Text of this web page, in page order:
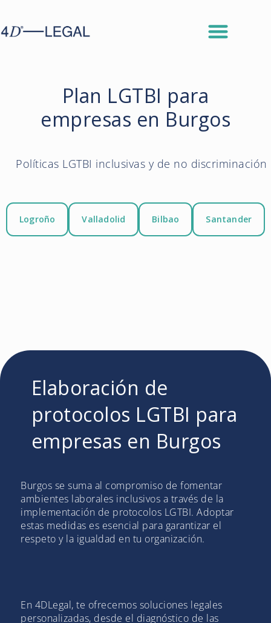
Plan LGTBI para
empresas en Burgos
Políticas LGTBI inclusivas y de no discriminación
Logroño Valladolid Bilbao Santander
Elaboración de
protocolos LGTBI para
empresas en Burgos
Burgos se suma al compromiso de fomentar
ambientes laborales inclusivos a través de la
implementación de protocolos LGTBI. Adoptar
estas medidas es esencial para garantizar el
respeto y la igualdad en tu organización.
En 4DLegal, te ofrecemos soluciones legales
personalizadas, desde el diagnóstico de las